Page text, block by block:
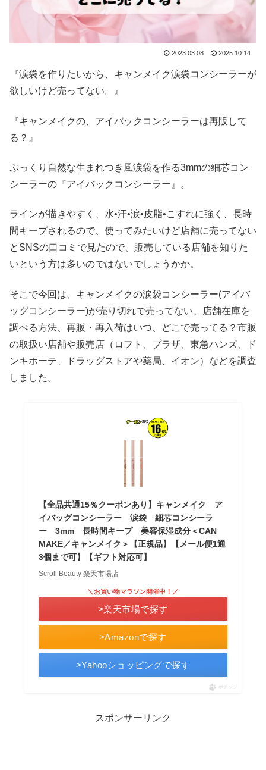
2023.03.08 2025.10.14
『涙袋を作りたいから、キャンメイク涙袋コンシーラーが
欲しいけど売ってない。』
『キャンメイクの、アイバックコンシーラーは再販して
る？』
ぷっくり自然な生まれつき風涙袋を作る3mmの細芯コン
シーラーの『アイバックコンシーラー』。
ラインが描きやすく、水•汗•涙•皮脂•こすれに強く、長時
間キープされるので、使ってみたいけど店舗に売ってない
とSNSの口コミで見たので、販売している店舗を知りた
いという方は多いのではないでしょうかか。
そこで今回は、キャンメイクの涙袋コンシーラー(アイバ
ッグコンシーラー)が売り切れで売ってない、店舗在庫を
調べる方法、再販・再入荷はいつ、どこで売ってる？市販
の取扱い店舗や販売店（ロフト、プラザ、東急ハンズ、ド
ンキホーテ、ドラッグストアや薬局、イオン）などを調査
しました。
【全品共通15％クーポンあり】キャンメイク ア
イバッグコンシーラー 涙袋 細芯コンシーラ
ー 3mm 長時間キープ 美容保湿成分＜CAN
MAKE／キャンメイク＞【正規品】【メール便1通
3個まで可】【ギフト対応可】
Scroll Beauty 楽天市場店
>Amazonで探す
＼お買い物マラソン開催中！／
>楽天市場で探す
>Yahooショッピングで探す
ポチップ
スポンサーリンク